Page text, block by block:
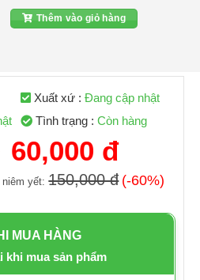
Thêm vào giỏ hàng
Xuất xứ : Đang cập nhật
Tình trạng : Còn hàng
60,000 đ
niêm yết:150,000 đ (-60%)
MUA HÀNG
khi mua sản phẩm